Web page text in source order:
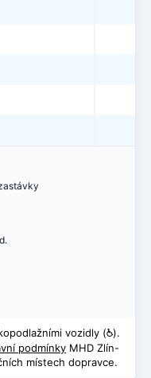
vozidly (@).
podmínky MHD Zlín-
místech dopravce.